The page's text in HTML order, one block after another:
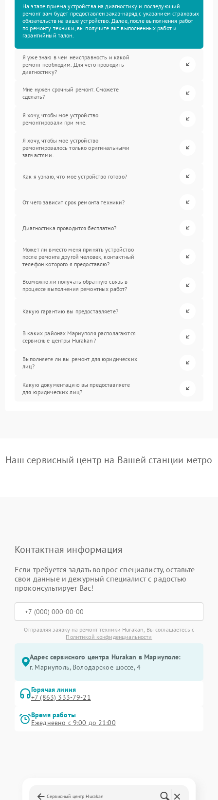
На этапе приема устройства на диагностику и последующий
ремонт вам будет предоставлен заказ-наряд с указанием страховых
обязательств на ваше устройство. Далее, после выполнения работ
по ремонту техники, вы получите акт выполненных работ и
гарантийный талон.
Я уже знаю в чем неисправность и какой
ремонт необходим. Для чего проводить
диагностику?
Мне нужен срочный ремонт. Сможете
сделать?
Я хочу, чтобы мое устройство
ремонтировали при мне.
Я хочу, чтобы мое устройство
ремонтировалось только оригинальными
запчастями.
Как я узнаю, что мое устройство готово?
От чего зависит срок ремонта техники?
Диагностика проводится бесплатно?
Может ли вместо меня принять устройство
после ремонта другой человек, контактный
телефон которого я предоставлю?
Возможно ли получать обратную связь в
процессе выполнения ремонтных работ?
Какую гарантию вы предоставляете?
В каких районах Мариуполя располагаются
сервисные центры Hurakan?
Выполняете ли вы ремонт для юридических
лиц?
Какую документацию вы предоставляете
для юридических лиц?
Наш сервисный центр на Вашей станции метро
Контактная информация
Если требуется задать вопрос специалисту, оставьте
свои данные и дежурный специалист с радостью
проконсультирует Вас!
Отправляя заявку на ремонт техники Hurakan, Вы соглашаетесь с
Политикой конфиденциальности
Адрес сервисного центра Hurakan в Мариуполе:
г. Мариуполь, Володарское шоссе, 4
Горячая линия
+7 (863) 333-79-21
Время работы
Ежедневно с 9:00 до 21:00
Сервисный центр Hurakan